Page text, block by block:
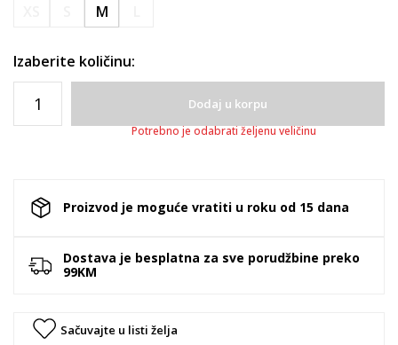
M
Izaberite količinu:
Dodaj u korpu
Potrebno je odabrati željenu veličinu
Proizvod je moguće vratiti u roku od 15 dana
Dostava je besplatna za sve porudžbine preko
99KM
Sačuvajte u listi želja